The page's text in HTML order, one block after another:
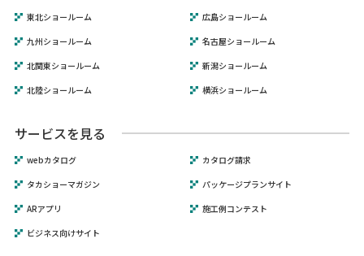
東北ショールーム
広島ショールーム
九州ショールーム
名古屋ショールーム
北関東ショールーム
新潟ショールーム
北陸ショールーム
横浜ショールーム
サービスを見る
webカタログ
カタログ請求
タカショーマガジン
パッケージプランサイト
ARアプリ
施工例コンテスト
ビジネス向けサイト